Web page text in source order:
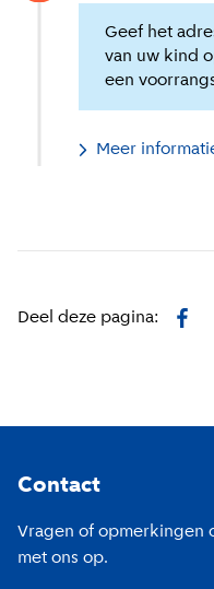
Geef het
van uw kind
een
Meer
Deel deze pagina:
Contact
Vragen of opmerkingen
met ons op.